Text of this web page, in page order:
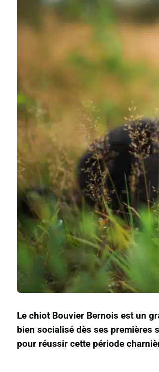
Le chiot Bouvier Bernois est un
bien socialisé dès ses premières
pour réussir cette période